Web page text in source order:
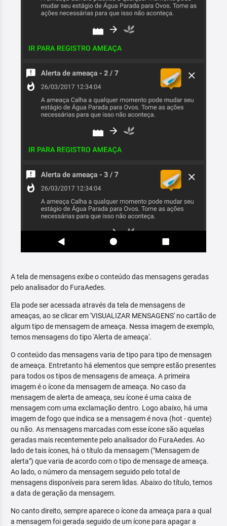
A tela de mensagens exibe o conteúdo das mensagens geradas
pelo analisador do FuraAedes.
Ela pode ser acessada através da tela de mensagens de
ameaças, ao se clicar em 'VISUALIZAR MENSAGENS' no cartão de
algum tipo de mensagem de ameaça. Nessa imagem de exemplo,
temos mensagens do tipo 'Alerta de ameaça'.
O conteúdo das mensagens varia de tipo para tipo de mensagen
de ameaça. Entretanto há elementos que sempre estão presentes
para todos os tipos de mensagens de ameaça. A primeira
imagem é o ícone da mensagem de ameaça. No caso da
mensagem de alerta de ameaça, seu ícone é uma caixa de
mensagem com uma exclamação dentro. Logo abaixo, há uma
imagem de fogo que indica se a mensagem é nova (hot - quente)
ou não. As mensagens marcadas com esse ícone são aquelas
geradas mais recentemente pelo analisador do FuraAedes. Ao
lado de tais ícones, há o título da mensagem ("Mensagem de
alerta") que varia de acordo com o tipo de mensage de ameaça.
Ao lado, o número da mensagem seguido pelo total de
mensagens disponíveis para serem lidas. Abaixo do título, temos
a data de geração da mensagem.
No canto direito, sempre aparece o ícone da ameaça para a qual
a mensagem foi gerada seguido de um ícone para apagar a